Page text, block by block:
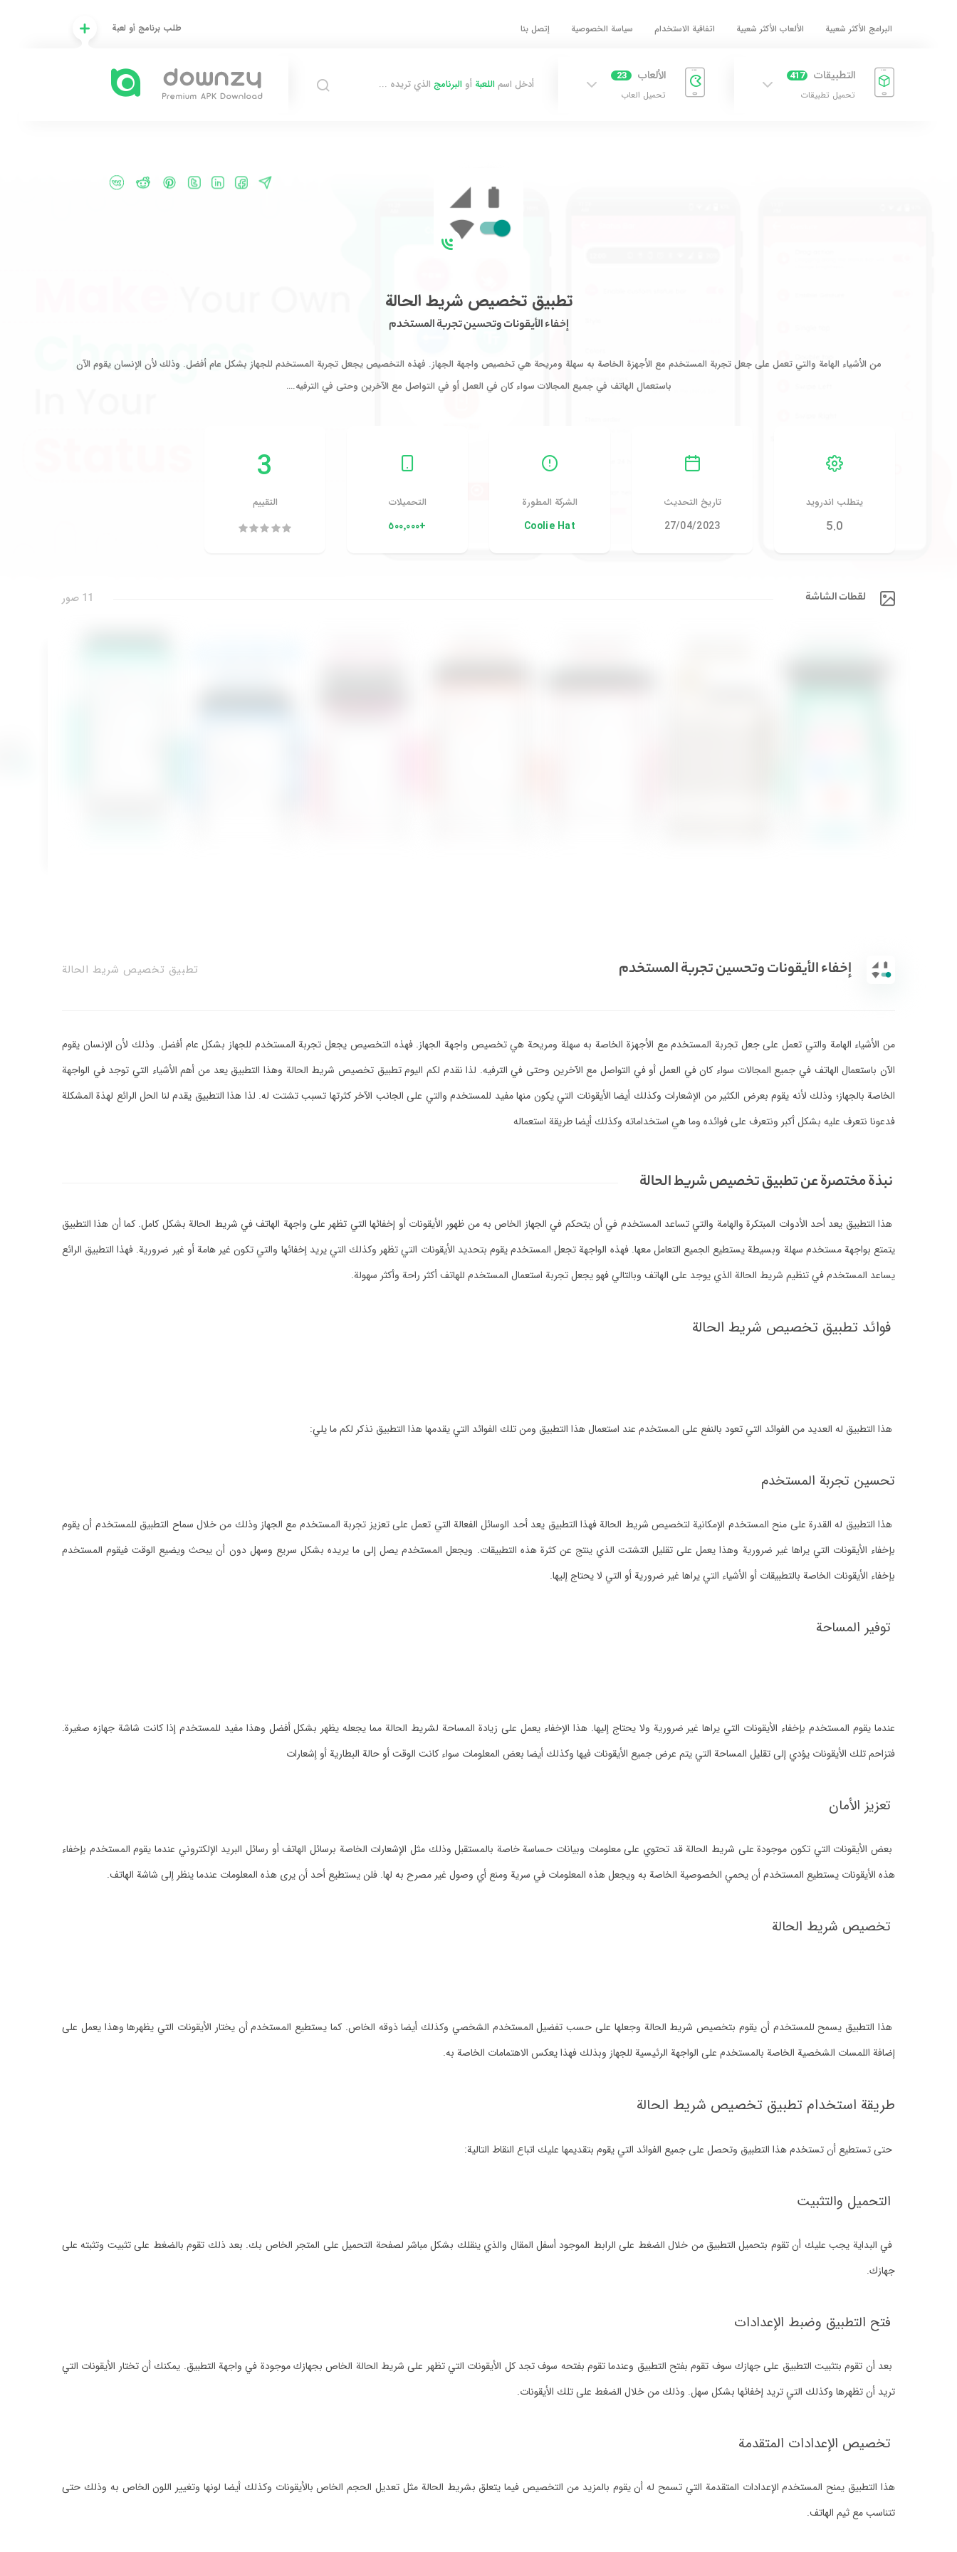
البرامج الأكثر شعبية الألعاب الأكثر شعبية اتفاقية الاستخدام سياسة الخصوصية إتصل بنا طلب برنامج أو لعبة
التطبيقات 417
تحميل تطبيقات
الألعاب 23
تحميل العاب
أدخل اسم اللعبة أو البرنامج الذي تريده ...
تطبيق تخصيص شريط الحالة
إخفاء الأيقونات وتحسين تجربة المستخدم
من الأشياء الهامة والتي تعمل على جعل تجربة المستخدم مع الأجهزة الخاصة به سهلة ومريحة هي تخصيص واجهة الجهاز. فهذه التخصيص يجعل تجربة المستخدم للجهاز بشكل عام أفضل. وذلك لأن الإنسان يقوم الآن
باستعمال الهاتف في جميع المجالات سواء كان في العمل أو في التواصل مع الآخرين وحتى في الترفيه.…
يتطلب اندرويد
5.0
تاريخ التحديث
27/04/2023
الشركة المطورة
Coolie Hat
التحميلات
+٥٠٠٬٠٠٠
3
التقييم
لقطات الشاشة 11 صور
إخفاء الأيقونات وتحسين تجربة المستخدم تطبيق تخصيص شريط الحالة
من الأشياء الهامة والتي تعمل على جعل تجربة المستخدم مع الأجهزة الخاصة به سهلة ومريحة هي تخصيص واجهة الجهاز. فهذه التخصيص يجعل تجربة المستخدم للجهاز بشكل عام أفضل. وذلك لأن الإنسان يقوم
الآن باستعمال الهاتف في جميع المجالات سواء كان في العمل أو في التواصل مع الآخرين وحتى في الترفيه. لذا نقدم لكم اليوم تطبيق تخصيص شريط الحالة وهذا التطبيق يعد من أهم الأشياء التي توجد في الواجهة
الخاصة بالجهاز؛ وذلك لأنه يقوم بعرض الكثير من الإشعارات وكذلك أيضا الأيقونات التي يكون منها مفيد للمستخدم والتي على الجانب الآخر كثرتها تسبب تشتت له. لذا هذا التطبيق يقدم لنا الحل الرائع لهذة المشكلة
فدعونا نتعرف عليه بشكل أكبر ونتعرف على فوائده وما هي استخداماته وكذلك أيضا طريقة استعماله
نبذة مختصرة عن تطبيق تخصيص شريط الحالة
هذا التطبيق يعد أحد الأدوات المبتكرة والهامة والتي تساعد المستخدم في أن يتحكم في الجهاز الخاص به من ظهور الأيقونات أو إخفائها التي تظهر على واجهة الهاتف في شريط الحالة بشكل كامل. كما أن هذا التطبيق
يتمتع بواجهة مستخدم سهلة وبسيطة يستطيع الجميع التعامل معها. فهذه الواجهة تجعل المستخدم يقوم بتحديد الأيقونات التي تظهر وكذلك التي يريد إخفائها والتي تكون غير هامة أو غير ضرورية. فهذا التطبيق الرائع
يساعد المستخدم في تنظيم شريط الحالة الذي يوجد على الهاتف وبالتالي فهو يجعل تجربة استعمال المستخدم للهاتف أكثر راحة وأكثر سهولة.
فوائد تطبيق تخصيص شريط الحالة
هذا التطبيق له العديد من الفوائد التي تعود بالنفع على المستخدم عند استعمال هذا التطبيق ومن تلك الفوائد التي يقدمها هذا التطبيق نذكر لكم ما يلي:
تحسين تجربة المستخدم
هذا التطبيق له القدرة على منح المستخدم الإمكانية لتخصيص شريط الحالة فهذا التطبيق يعد أحد الوسائل الفعالة التي تعمل على تعزيز تجربة المستخدم مع الجهاز وذلك من خلال سماح التطبيق للمستخدم أن يقوم
بإخفاء الأيقونات التي يراها غير ضرورية وهذا يعمل على تقليل التشتت الذي ينتج عن كثرة هذه التطبيقات. ويجعل المستخدم يصل إلى ما يريده بشكل سريع وسهل دون أن يبحث ويضيع الوقت فيقوم المستخدم
بإخفاء الأيقونات الخاصة بالتطبيقات أو الأشياء التي يراها غير ضرورية أو التي لا يحتاج إليها.
توفير المساحة
عندما يقوم المستخدم بإخفاء الأيقونات التي يراها غير ضرورية ولا يحتاج إليها. هذا الإخفاء يعمل على زيادة المساحة لشريط الحالة مما يجعله يظهر بشكل أفضل وهذا مفيد للمستخدم إذا كانت شاشة جهازه صغيرة.
فتزاحم تلك الأيقونات يؤدي إلى تقليل المساحة التي يتم عرض جميع الأيقونات فيها وكذلك أيضا بعض المعلومات سواء كانت الوقت أو حالة البطارية أو إشعارات
تعزيز الأمان
بعض الأيقونات التي تكون موجودة على شريط الحالة قد تحتوي على معلومات وبيانات حساسة خاصة بالمستقبل وذلك مثل الإشعارات الخاصة برسائل الهاتف أو رسائل البريد الإلكتروني عندما يقوم المستخدم بإخفاء
هذه الأيقونات يستطيع المستخدم أن يحمي الخصوصية الخاصة به ويجعل هذه المعلومات في سرية ومنع أي وصول غير مصرح به لها. فلن يستطيع أحد أن يرى هذه المعلومات عندما ينظر إلى شاشة الهاتف.
تخصيص شريط الحالة
هذا التطبيق يسمح للمستخدم أن يقوم بتخصيص شريط الحالة وجعلها على حسب تفضيل المستخدم الشخصي وكذلك أيضا ذوقه الخاص. كما يستطيع المستخدم أن يختار الأيقونات التي يظهرها وهذا يعمل على
إضافة اللمسات الشخصية الخاصة بالمستخدم على الواجهة الرئيسية للجهاز وبذلك فهذا يعكس الاهتمامات الخاصة به.
طريقة استخدام تطبيق تخصيص شريط الحالة
حتى تستطيع أن تستخدم هذا التطبيق وتحصل على جميع الفوائد التي يقوم بتقديمها عليك اتباع النقاط التالية:
التحميل والتثبيت
في البداية يجب عليك أن تقوم بتحميل التطبيق من خلال الضغط على الرابط الموجود أسفل المقال والذي ينقلك بشكل مباشر لصفحة التحميل على المتجر الخاص بك. بعد ذلك تقوم بالضغط على تثبيت وتثبته على
جهازك.
فتح التطبيق وضبط الإعدادات
بعد أن تقوم بتثبيت التطبيق على جهازك سوف تقوم بفتح التطبيق وعندما تقوم بفتحه سوف تجد كل الأيقونات التي تظهر على شريط الحالة الخاص بجهازك موجودة في واجهة التطبيق. يمكنك أن تختار الأيقونات التي
تريد أن تظهرها وكذلك التي تريد إخفائها بشكل سهل. وذلك من خلال الضغط على تلك الأيقونات.
تخصيص الإعدادات المتقدمة
هذا التطبيق يمنح المستخدم الإعدادات المتقدمة التي تسمح له أن يقوم بالمزيد من التخصيص فيما يتعلق بشريط الحالة مثل تعديل الحجم الخاص بالأيقونات وكذلك أيضا لونها وتغيير اللون الخاص به وذلك حتى
تتناسب مع ثيم الهاتف.